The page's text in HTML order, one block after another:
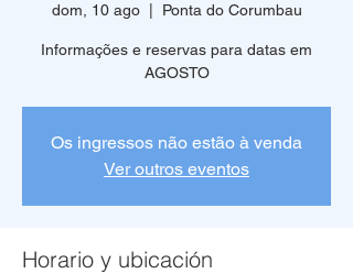
dom, 10 ago
  |
Ponta do Corumbau
Informações e reservas para datas em
AGOSTO
Os ingressos não estão à venda
Ver outros eventos
Horario y ubicación